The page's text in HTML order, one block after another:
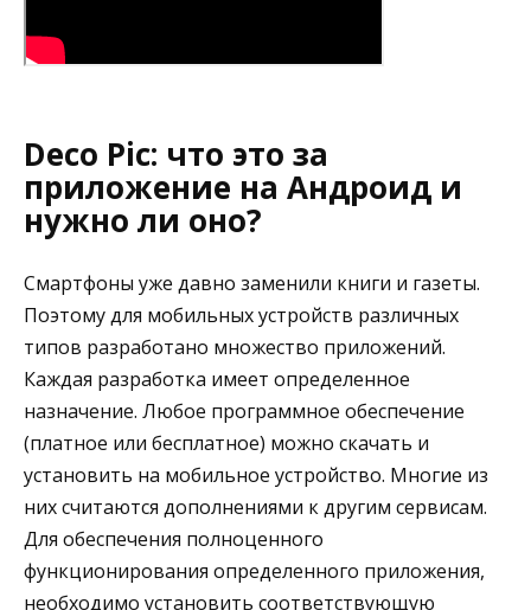
Deco Pic: что это за
приложение на Андроид и
нужно ли оно?
Смартфоны уже давно заменили книги и газеты.
Поэтому для мобильных устройств различных
типов разработано множество приложений.
Каждая разработка имеет определенное
назначение. Любое программное обеспечение
(платное или бесплатное) можно скачать и
установить на мобильное устройство. Многие из
них считаются дополнениями к другим сервисам.
Для обеспечения полноценного
функционирования определенного приложения,
необходимо установить соответствующую